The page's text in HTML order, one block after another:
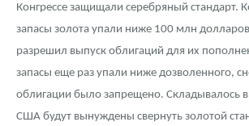
Конгрессе защищали серебряный стандарт.
запасы золота упали ниже 100 млн
разрешил выпуск облигаций для их
запасы еще раз упали ниже дозволенного,
облигации было запрещено. Складывалось
США будут вынуждены свернуть золотой